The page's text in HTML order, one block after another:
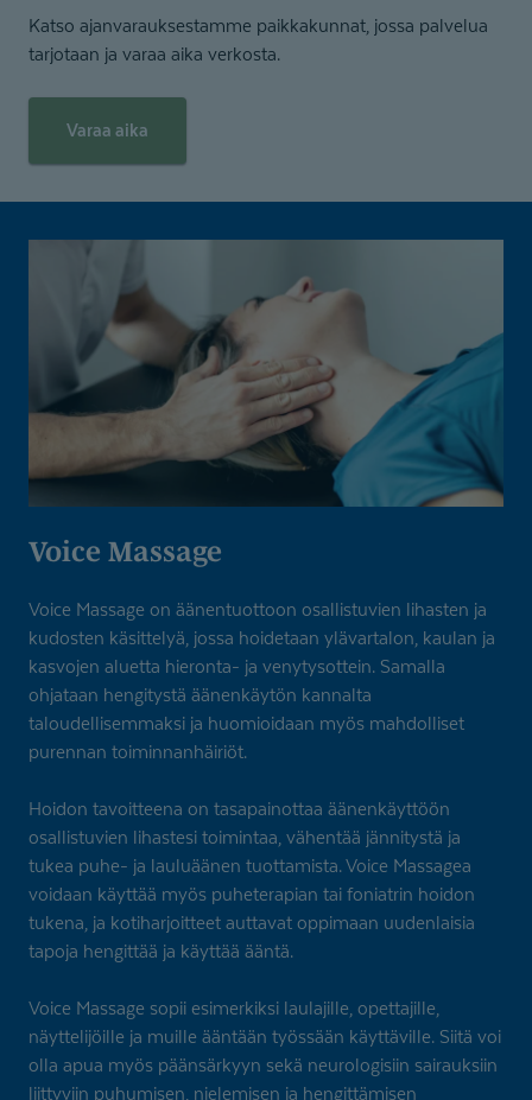
Katso ajanvarauksestamme paikkakunnat, jossa palvelua
tarjotaan ja varaa aika verkosta.
Varaa aika
Voice Massage
Voice Massage on äänentuottoon osallistuvien lihasten ja
kudosten käsittelyä, jossa hoidetaan ylävartalon, kaulan ja
kasvojen aluetta hieronta- ja venytysottein. Samalla
ohjataan hengitystä äänenkäytön kannalta
taloudellisemmaksi ja huomioidaan myös mahdolliset
purennan toiminnanhäiriöt.
Hoidon tavoitteena on tasapainottaa äänenkäyttöön
osallistuvien lihastesi toimintaa, vähentää jännitystä ja
tukea puhe- ja lauluäänen tuottamista. Voice Massagea
voidaan käyttää myös puheterapian tai foniatrin hoidon
tukena, ja kotiharjoitteet auttavat oppimaan uudenlaisia
tapoja hengittää ja käyttää ääntä.
Voice Massage sopii esimerkiksi laulajille, opettajille,
näyttelijöille ja muille ääntään työssään käyttäville. Siitä voi
olla apua myös päänsärkyyn sekä neurologisiin sairauksiin
liittyviin puhumisen, nielemisen ja hengittämisen